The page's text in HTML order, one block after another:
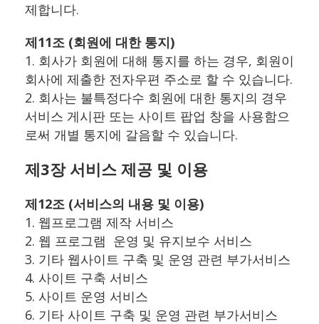
제합니다.
제11조 (회원에 대한 통지)
1. 회사가 회원에 대해 통지를 하는 경우, 회원이
회사에 제출한 전자우편 주소로 할 수 있습니다.
2. 회사는 불특정다수 회원에 대한 통지의 경우
서비스 게시판 또는 사이트 팝업 창을 사용함으
로써 개별 통지에 갈음할 수 있습니다.
제3장 서비스 제공 및 이용
제12조 (서비스의 내용 및 이용)
1. 웹프로그램 제작 서비스
2. 웹 프로그램 운영 및 유지보수 서비스
3. 기타 웹사이트 구축 및 운영 관련 부가서비스
4. 사이트 구축 서비스
5. 사이트 운영 서비스
6. 기타 사이트 구축 및 운영 관련 부가서비스